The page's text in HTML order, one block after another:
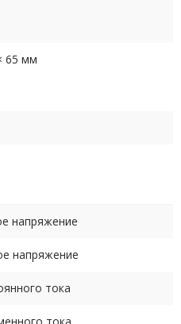
65 мм
напряжение
напряжение
тока